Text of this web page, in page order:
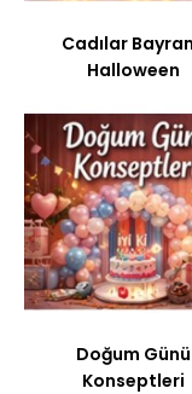
Cadılar
Halloween
Doğum Günü
Konseptleri